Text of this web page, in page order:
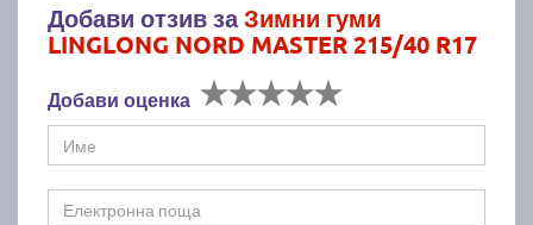
Добави отзив заЗимни гуми
LINGLONG NORD MASTER 215/40 R17
Добави оценка